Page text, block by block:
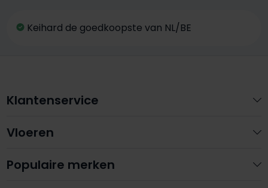
Keihard de goedkoopste van NL/BE
Klantenservice
Vloeren
Populaire merken